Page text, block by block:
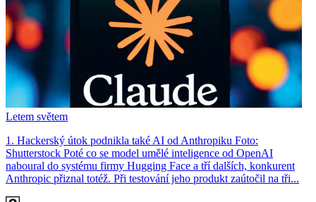
Letem světem
1. Hackerský útok podnikla také AI od Anthropiku Foto:
Shutterstock Poté co se model umělé inteligence od OpenAI
naboural do systému firmy Hugging Face a tří dalších, konkurent
Anthro­pic přiznal totéž. Při testování jeho produkt zaútočil na tři...